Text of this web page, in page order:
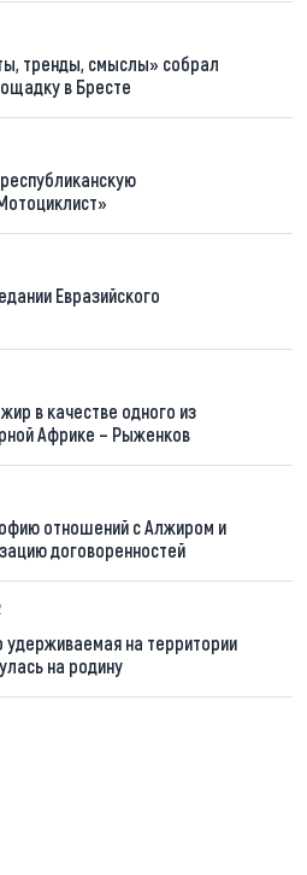
тренды, смыслы» собрал
в Бресте
Евразийского
в качестве одного из
Африке – Рыженков
отношений с Алжиром и
договоренностей
удерживаемая на территории
на родину